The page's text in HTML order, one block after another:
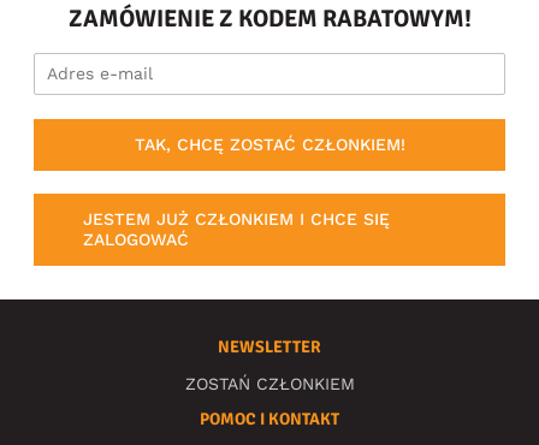
ZAMÓWIENIE Z KODEM RABATOWYM!
TAK, CHCĘ ZOSTAĆ CZŁONKIEM!
JESTEM JUŻ CZŁONKIEM I CHCE SIĘ
ZALOGOWAĆ
NEWSLETTER
ZOSTAŃ CZŁONKIEM
POMOC I KONTAKT